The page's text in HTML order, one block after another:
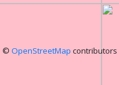
© OpenStreetMap contributors